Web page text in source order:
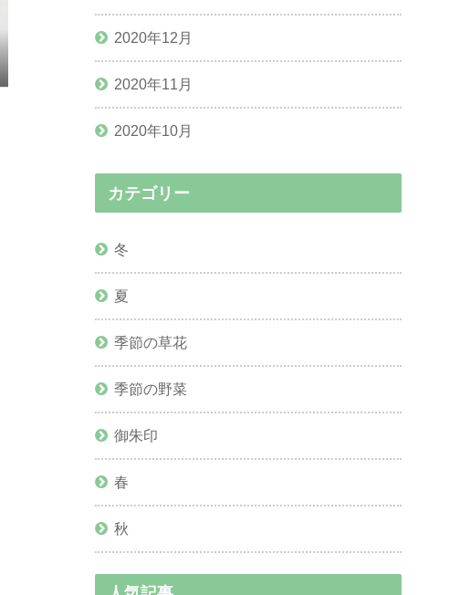
2020年12月
2020年11月
2020年10月
カテゴリー
冬
夏
季節の草花
季節の野菜
御朱印
春
秋